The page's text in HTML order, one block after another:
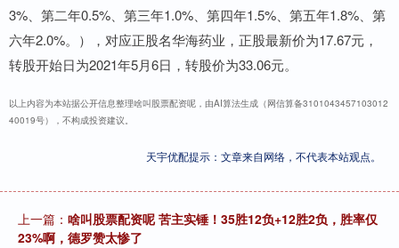
3%、第二年0.5%、第三年1.0%、第四年1.5%、第五年1.8%、第
六年2.0%。），对应正股名华海药业，正股最新价为17.67元，
转股开始日为2021年5月6日，转股价为33.06元。
以上内容为本站据公开信息整理啥叫股票配资呢，由AI算法生成（网信算备3101043457103012
40019号），不构成投资建议。
天宇优配提示：文章来自网络，不代表本站观点。
上一篇： 啥叫股票配资呢 苦主实锤！35胜12负+12胜2负，胜率仅
23%啊，德罗赞太惨了